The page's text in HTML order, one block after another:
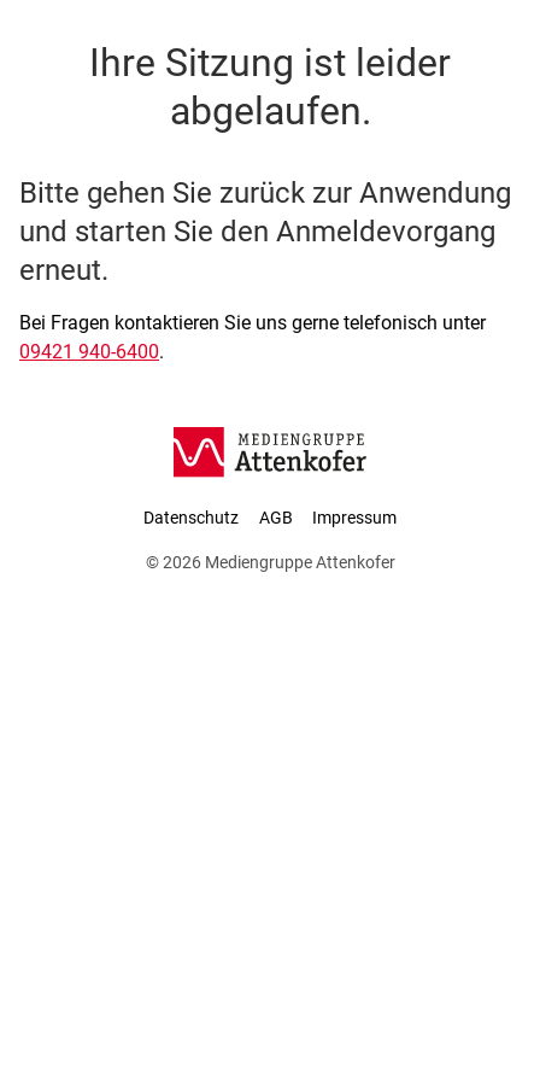
SSO Single-Sign-On der
Ihre Sitzung ist leider
abgelaufen.
Bitte gehen Sie zurück zur Anwendung
und starten Sie den Anmeldevorgang
erneut.
Bei Fragen kontaktieren Sie uns gerne telefonisch unter
09421 940-6400.
Datenschutz AGB Impressum
© 2026 Mediengruppe Attenkofer